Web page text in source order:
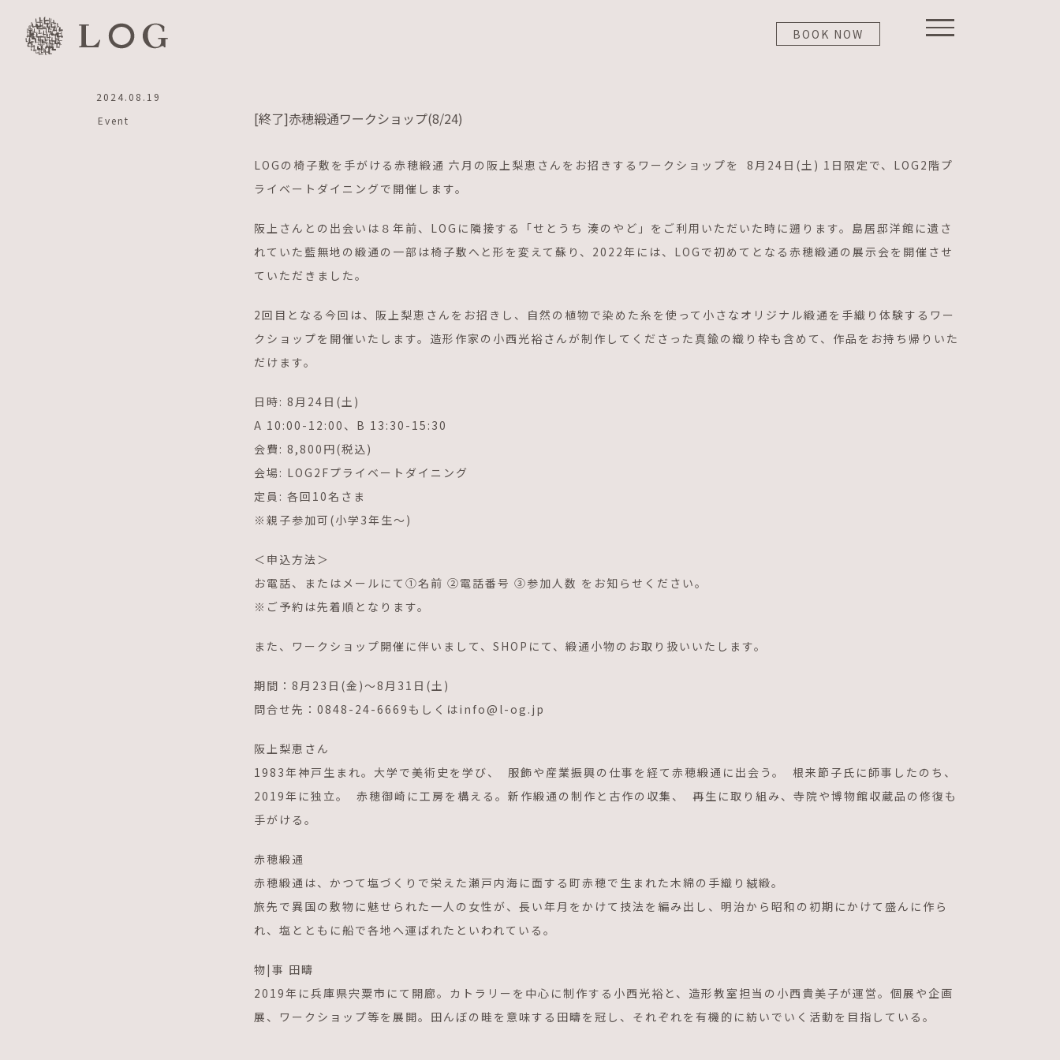
content
[終了]赤穂緞通ワークショップ(8/24)
2024.08.19
Event
LOGの椅子敷を手がける赤穂緞通 六月の阪上梨恵さんをお招きするワークショップを 8月24日(土) 1日限定で、LOG2階プ
ライベートダイニングで開催します。
阪上さんとの出会いは８年前、LOGに隣接する「せとうち 湊のやど」をご利用いただいた時に遡ります。島居邸洋館に遺さ
れていた藍無地の緞通の一部は椅子敷へと形を変えて蘇り、2022年には、LOGで初めてとなる赤穂緞通の展示会を開催させ
ていただきました。
2回目となる今回は、阪上梨恵さんをお招きし、自然の植物で染めた糸を使って小さなオリジナル緞通を手織り体験するワー
クショップを開催いたします。造形作家の小西光裕さんが制作してくださった真鍮の織り枠も含めて、作品をお持ち帰りいた
だけます。
日時: 8月24日(土)
A 10:00-12:00、B 13:30-15:30
会費: 8,800円(税込)
会場: LOG2Fプライベートダイニング
定員: 各回10名さま
※親子参加可(小学3年生～)
＜申込方法＞
お電話、またはメールにて①名前 ②電話番号 ③参加人数 をお知らせください。
※ご予約は先着順となります。
また、ワークショップ開催に伴いまして、SHOPにて、緞通小物のお取り扱いいたします。
期間：8月23日(金)〜8月31日(土)
問合せ先：0848-24-6669もしくはinfo@l-og.jp
阪上梨恵さん
1983年神戸生まれ。大学で美術史を学び、 服飾や産業振興の仕事を経て赤穂緞通に出会う。 根来節子氏に師事したのち、
2019年に独立。 赤穂御崎に工房を構える。新作緞通の制作と古作の収集、 再生に取り組み、寺院や博物館収蔵品の修復も
手がける。
赤穂緞通
赤穂緞通は、かつて塩づくりで栄えた瀬戸内海に面する町赤穂で生まれた木綿の手織り絨緞。
旅先で異国の敷物に魅せられた一人の女性が、長い年月をかけて技法を編み出し、明治から昭和の初期にかけて盛んに作ら
れ、塩とともに船で各地へ運ばれたといわれている。
物|事 田疇
2019年に兵庫県宍粟市にて開廊。カトラリーを中心に制作する小西光裕と、造形教室担当の小西貴美子が運営。個展や企画
展、ワークショップ等を展開。田んぼの畦を意味する田疇を冠し、それぞれを有機的に紡いでいく活動を目指している。
BOOK NOW